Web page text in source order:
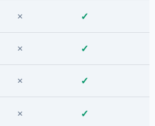
× ✓
× ✓
× ✓
× ✓